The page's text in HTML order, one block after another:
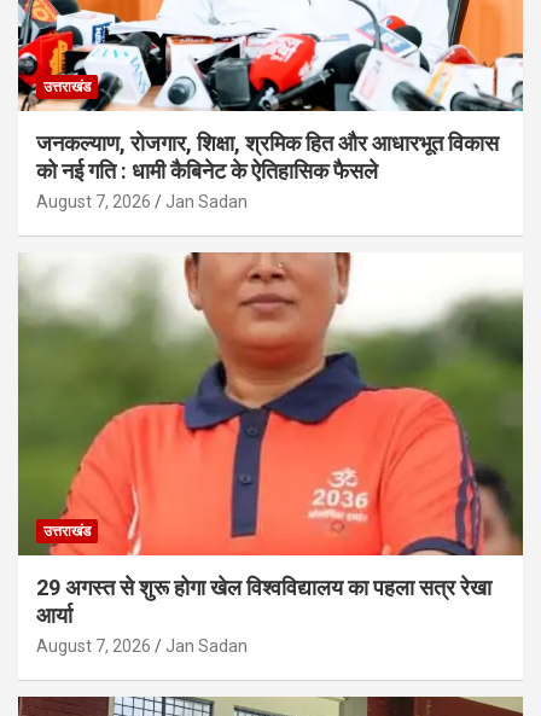
उत्तराखंड
जनकल्याण, रोजगार, शिक्षा, श्रमिक हित और आधारभूत विकास
को नई गति : धामी कैबिनेट के ऐतिहासिक फैसले
August 7, 2026 Jan Sadan
उत्तराखंड
29 अगस्त से शुरू होगा खेल विश्वविद्यालय का पहला सत्र रेखा
आर्या
August 7, 2026 Jan Sadan